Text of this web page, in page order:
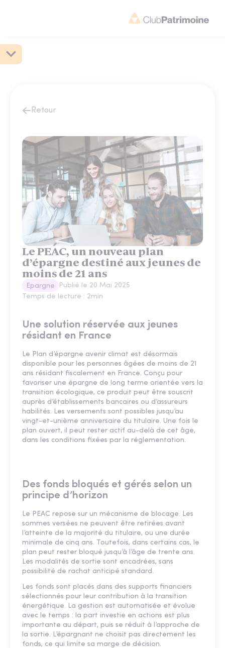
Retour
Le PEAC, un nouveau plan
d’épargne destiné aux jeunes de
moins de 21 ans
Epargne Publié le 20 Mai 2025
Temps de lecture : 2min
Une solution réservée aux jeunes
résidant en France
Le Plan d’épargne avenir climat est désormais
disponible pour les personnes âgées de moins de 21
ans résidant fiscalement en France. Conçu pour
favoriser une épargne de long terme orientée vers la
transition écologique, ce produit peut être souscrit
auprès d’établissements bancaires ou d’assureurs
habilités. Les versements sont possibles jusqu’au
vingt-et-unième anniversaire du titulaire. Une fois le
plan ouvert, il peut rester actif au-delà de cet âge,
dans les conditions fixées par la réglementation.
Des fonds bloqués et gérés selon un
principe d’horizon
Le PEAC repose sur un mécanisme de blocage. Les
sommes versées ne peuvent être retirées avant
l’atteinte de la majorité du titulaire, ou une durée
minimale de cinq ans. Toutefois, dans certains cas, le
plan peut rester bloqué jusqu’à l’âge de trente ans.
Les modalités de sortie sont encadrées, sans
possibilité de rachat anticipé standard.
Les fonds sont placés dans des supports financiers
sélectionnés pour leur contribution à la transition
énergétique. La gestion est automatisée et évolue
avec le temps : la part investie en actions est plus
importante au départ, puis se réduit à l’approche de
la sortie. L’épargnant ne choisit pas directement les
fonds, ce qui limite sa marge de décision.